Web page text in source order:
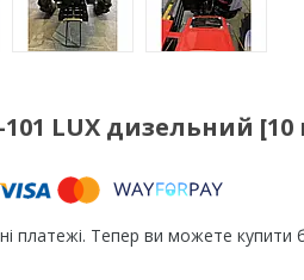
LUX дизельний [10
платежі. Тепер ви можете